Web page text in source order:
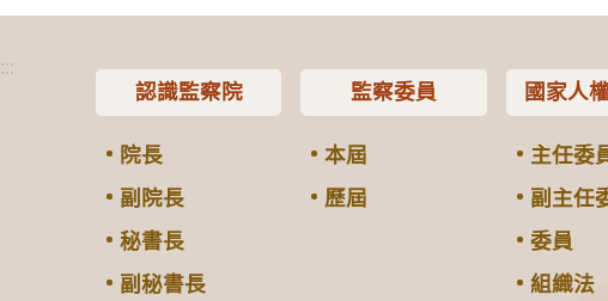
:::
認識監察院
院長
副院長
秘書長
副秘書長
監察委員
本屆
歷屆
國家人
主任委
副主任
委員
組織法